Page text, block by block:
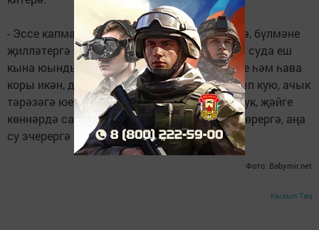
- Эссе капмасын өчен баланы чишендерергә, бүлмәне
җилләтергә кирәк, 37 градус җылылыктагы суда еш
кына юындыру да файдалы. Әгәр өйдә эссе һәм һава
коры икән, димәк, һава дымландыргыч алып кую, ачык
тәрәзәгә юеш чүпрәк ярдәм итәчәк. Шулай ук, җәйге
көннәрдә сабый белән күбрәк саф һавада йөрергә, аңа
су эчерергә кирәк, - ди табиб.
Фото: Babymir.net
Кызыл Таң